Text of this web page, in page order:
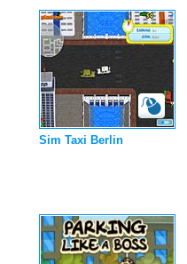
Sim Taxi Berlin